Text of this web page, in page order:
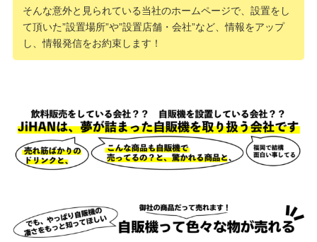
そんな意外と見られている当社のホームページで、設置をし
て頂いた”設置場所”や”設置店舗・会社”など、情報をアップ
し、情報発信をお約束します！